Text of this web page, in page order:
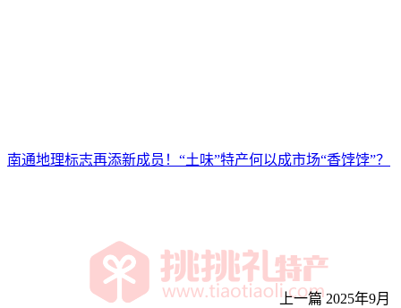
南通地理标志再添新成员！“土味”特产何以成市场“香饽饽”？
上一篇 2025年9月